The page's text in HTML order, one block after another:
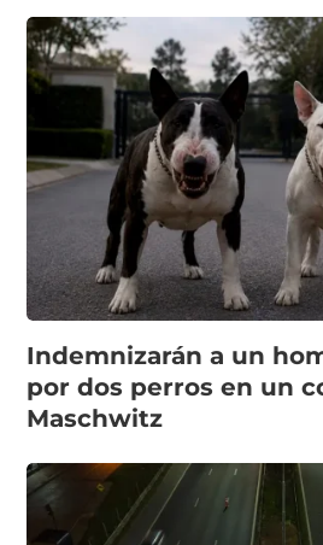
Indemnizarán a un
por dos perros en un
Maschwitz